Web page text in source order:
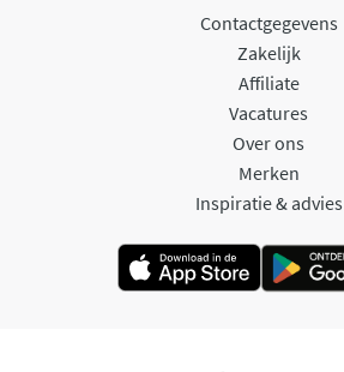
Contactgegevens
Zakelijk
Affiliate
Vacatures
Over ons
Merken
Inspiratie & advies